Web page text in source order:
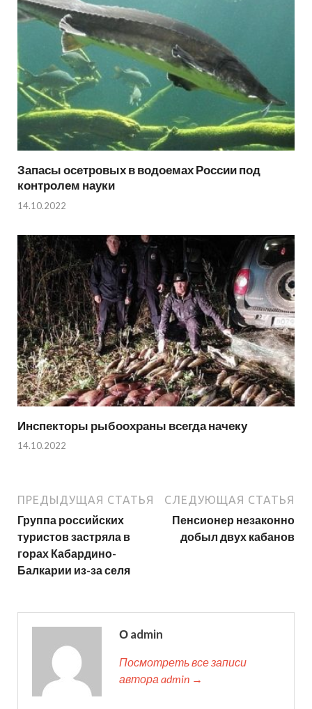
Запасы осетровых в водоемах России под
контролем науки
14.10.2022
Инспекторы рыбоохраны всегда начеку
14.10.2022
ПРЕДЫДУЩАЯ СТАТЬЯ
Группа российских
туристов застряла в
горах Кабардино-
Балкарии из-за селя
СЛЕДУЮЩАЯ СТАТЬЯ
Пенсионер незаконно
добыл двух кабанов
О admin
Посмотреть все записи
автора admin →